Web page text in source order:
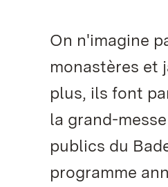
On n'imagine
monastères et
plus, ils font
la grand-
publics du
programme